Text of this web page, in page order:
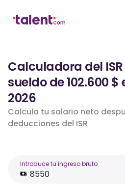
Calculadora del
sueldo de 102.600 $
2026
Calcula tu salario neto
deducciones del ISR
Introduce tu ingreso bruto